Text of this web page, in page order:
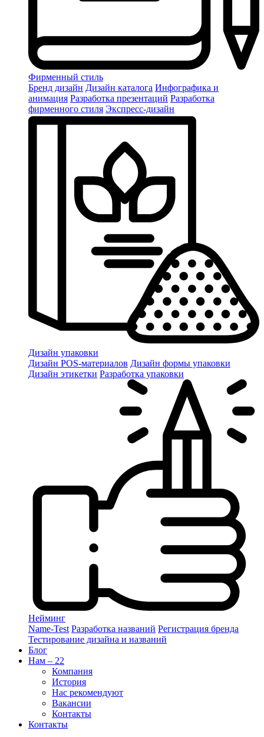
Фирменный стиль
Бренд дизайн Дизайн каталога Инфографика и
анимация Разработка презентаций Разработка
фирменного стиля Экспресс-дизайн
Дизайн упаковки
Дизайн POS-материалов Дизайн формы упаковки
Дизайн этикетки Разработка упаковки
Нейминг
Name-Test Разработка названий Регистрация бренда
Тестирование дизайна и названий
Блог
Нам – 22
Компания
История
Нас рекомендуют
Вакансии
Контакты
Контакты